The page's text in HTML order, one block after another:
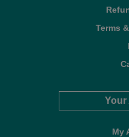
Terms
Your
My